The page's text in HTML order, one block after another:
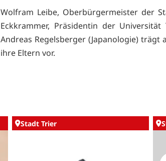
Wolfram Leibe, Oberbürgermeister der
Eckkrammer, Präsidentin der
Andreas Regelsberger (Japanologie) trägt
ihre Eltern vor.
Stadt Trier